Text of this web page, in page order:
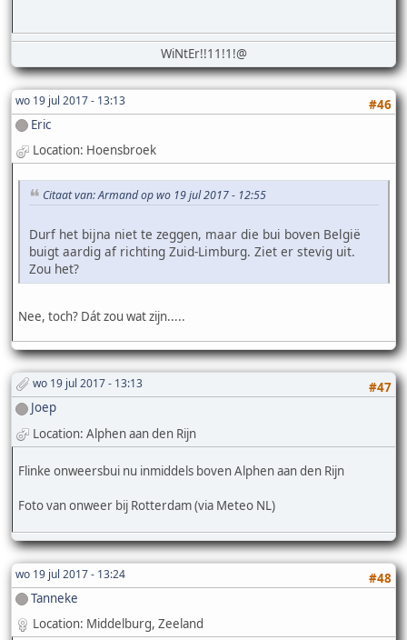
WiNtEr!!11!1!@
wo 19 jul 2017 - 13:13
#46
Eric
Location: Hoensbroek
Citaat van: Armand op wo 19 jul 2017 - 12:55
Durf het bijna niet te zeggen, maar die bui boven België
buigt aardig af richting Zuid-Limburg. Ziet er stevig uit.
Zou het?
Nee, toch? Dát zou wat zijn.....
wo 19 jul 2017 - 13:13
#47
Joep
Location: Alphen aan den Rijn
Flinke onweersbui nu inmiddels boven Alphen aan den Rijn
Foto van onweer bij Rotterdam (via Meteo NL)
wo 19 jul 2017 - 13:24
#48
Tanneke
Location: Middelburg, Zeeland